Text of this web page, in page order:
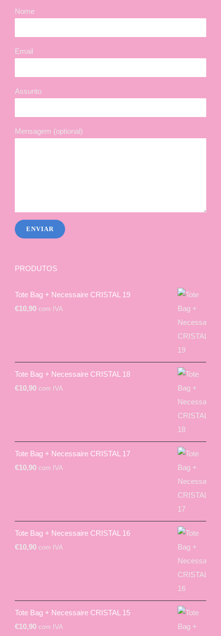
Nome
Email
Assunto
Mensagem (optional)
PRODUTOS
Tote Bag + Necessaire CRISTAL 19
€10,90 com IVA
Tote Bag + Necessaire CRISTAL 18
€10,90 com IVA
Tote Bag + Necessaire CRISTAL 17
€10,90 com IVA
Tote Bag + Necessaire CRISTAL 16
€10,90 com IVA
Tote Bag + Necessaire CRISTAL 15
€10,90 com IVA